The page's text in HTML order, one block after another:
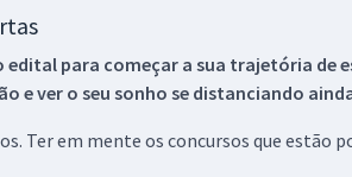
edital para começar a sua trajetória de
e ver o seu sonho se distanciando
Ter em mente os concursos que estão